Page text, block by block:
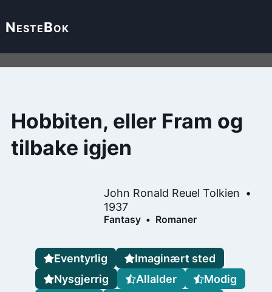
NesteBok
Hobbiten, eller Fram og
tilbake igjen
John Ronald Reuel Tolkien
1937
Fantasy Romaner
Eventyrlig
Imaginært sted
Nysgjerrig
Allalder
Modig